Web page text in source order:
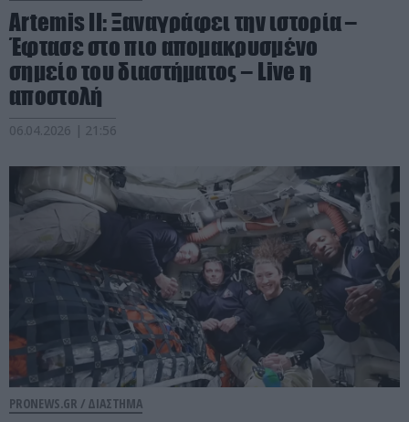
Artemis II: Ξαναγράφει την ιστορία –
Έφτασε στο πιο απομακρυσμένο
σημείο του διαστήματος – Live η
αποστολή
06.04.2026 | 21:56
PRONEWS.GR / ΔΙΑΣΤΗΜΑ